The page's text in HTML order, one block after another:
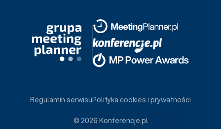
© 2026 Konferencje.pl
Regulamin serwisuPolityka cookies i prywatności